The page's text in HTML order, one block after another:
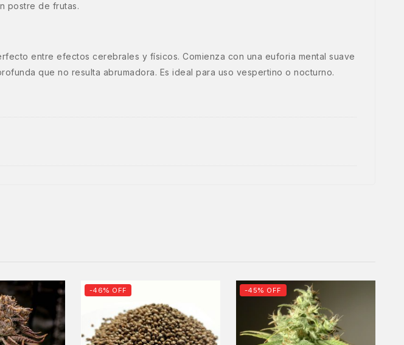
postre de frutas.
entre efectos cerebrales y físicos. Comienza con una euforia mental suave
que no resulta abrumadora. Es ideal para uso vespertino o nocturno.
-46% OFF -45% OFF